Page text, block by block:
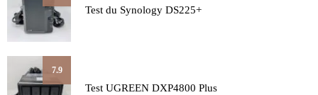
Test du Synology DS225+
7.9
Test UGREEN DXP4800 Plus